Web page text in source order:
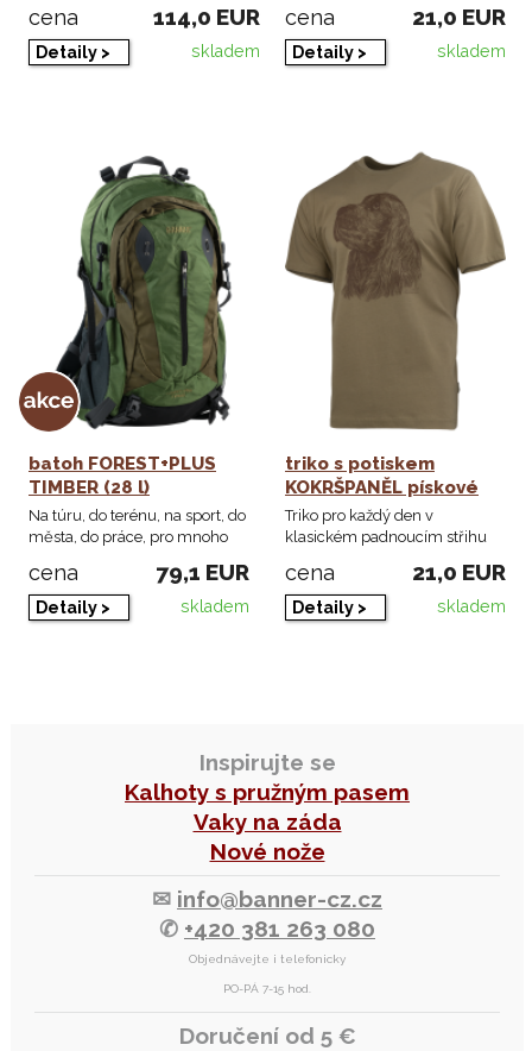
Inspirujte se
Kalhoty s pružným pasem
Vaky na záda
Nové nože
✉ info@banner-cz.cz
✆ +420 381 263 080
Objednávejte i telefonicky
PO-PÁ 7-15 hod.
Doručení od 5 €
cena 114,0 EUR
Detaily > skladem
cena 21,0 EUR
Detaily > skladem
batoh FOREST+PLUS
TIMBER (28 l)
Na túru, do terénu, na sport, do
města, do práce, pro mnoho
cena 79,1 EUR
Detaily > skladem
triko s potiskem
KOKRŠPANĚL pískové
Triko pro každý den v
klasickém padnoucím střihu
cena 21,0 EUR
Detaily > skladem